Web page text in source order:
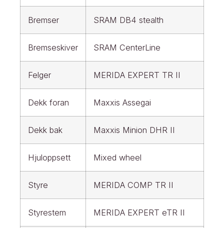
Bremser SRAM DB4 stealth
Bremseskiver SRAM CenterLine
Felger MERIDA EXPERT TR II
Dekk foran Maxxis Assegai
Dekk bak Maxxis Minion DHR II
Hjuloppsett Mixed wheel
Styre MERIDA COMP TR II
Styrestem MERIDA EXPERT eTR II